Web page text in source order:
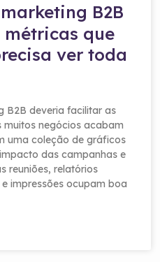
B2B
que
ver toda
B2B deveria facilitar as
muitos negócios acabam
uma coleção de gráficos
das campanhas e
reuniões, relatórios
impressões ocupam boa